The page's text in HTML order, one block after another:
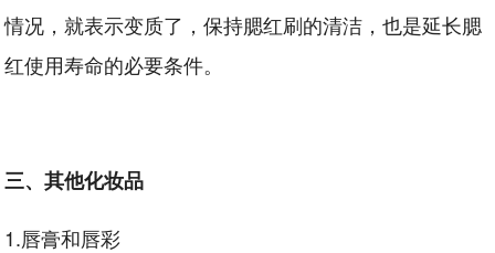
情况，就表示变质了，保持腮红刷的清洁，也是延长腮
红使用寿命的必要条件。
三、其他化妆品
1.唇膏和唇彩